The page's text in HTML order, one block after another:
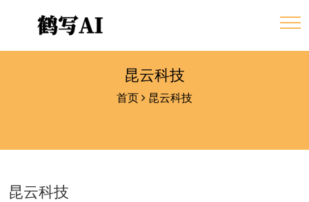
昆云科技
首页 昆云科技
昆云科技